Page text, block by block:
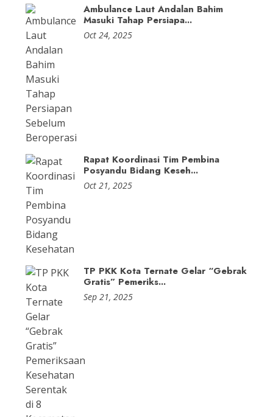
Ambulance Laut Andalan Bahim
Masuki Tahap Persiapa...
Oct 24, 2025
Rapat Koordinasi Tim Pembina
Posyandu Bidang Keseh...
Oct 21, 2025
TP PKK Kota Ternate Gelar “Gebrak
Gratis” Pemeriks...
Sep 21, 2025